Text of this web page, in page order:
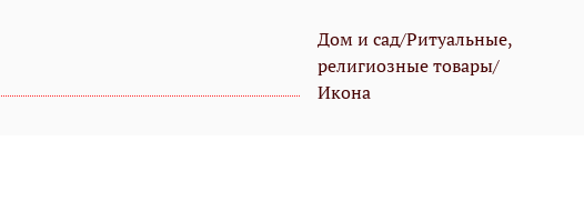
Дом и сад/Ритуальные,
религиозные товары/
Икона